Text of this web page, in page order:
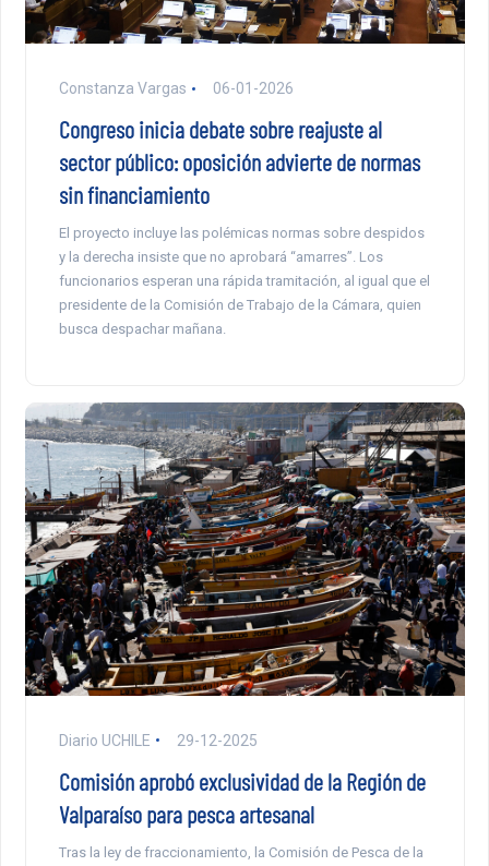
Constanza Vargas 06-01-2026
Congreso inicia debate sobre reajuste al
sector público: oposición advierte de normas
sin financiamiento
El proyecto incluye las polémicas normas sobre despidos
y la derecha insiste que no aprobará “amarres”. Los
funcionarios esperan una rápida tramitación, al igual que el
presidente de la Comisión de Trabajo de la Cámara, quien
busca despachar mañana.
Diario UCHILE 29-12-2025
Comisión aprobó exclusividad de la Región de
Valparaíso para pesca artesanal
Tras la ley de fraccionamiento, la Comisión de Pesca de la